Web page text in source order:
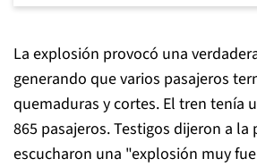
La explosión provocó una
generando que varios pasajeros
quemaduras y cortes. El tren tenía
865 pasajeros. Testigos dijeron a la
escucharon una "explosión muy